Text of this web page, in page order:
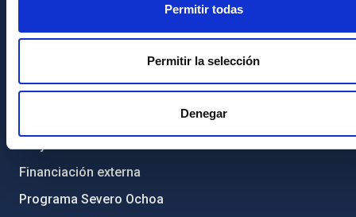
Permitir todas
Permitir la selección
Denegar
Código ético y política antifraude
Igualdad y diversidad de género
Forever IAC
Medio Ambiente y Sostenibilidad
Proyectos institucionales
Financiación externa
Programa Severo Ochoa